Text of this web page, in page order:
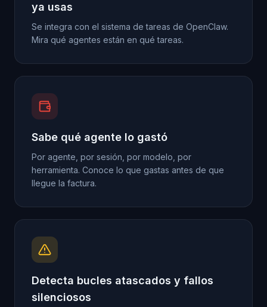
ya usas
Se integra con el sistema de tareas de OpenClaw.
Mira qué agentes están en qué tareas.
Sabe qué agente lo gastó
Por agente, por sesión, por modelo, por
herramienta. Conoce lo que gastas antes de que
llegue la factura.
Detecta bucles atascados y fallos
silenciosos